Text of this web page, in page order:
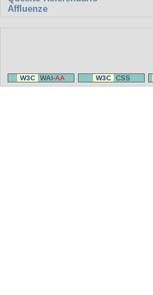
Affluenze
W3C WAI-AA W3C CSS